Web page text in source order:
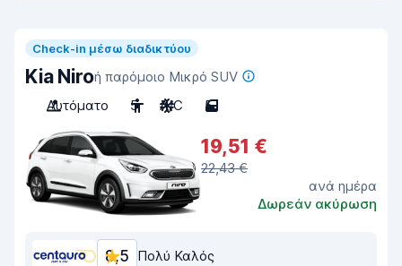
Check-in μέσω διαδικτύου
Kia Niroή παρόμοιο Μικρό SUV
Αυτόματο
5 A/C 5
19,51 €
22,43 €
ανά ημέρα
Δωρεάν ακύρωση
8,5 Πολύ Καλός